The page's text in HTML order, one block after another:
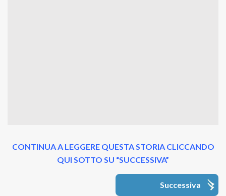
CONTINUA A LEGGERE QUESTA STORIA CLICCANDO
QUI SOTTO SU “SUCCESSIVA”
Successiva